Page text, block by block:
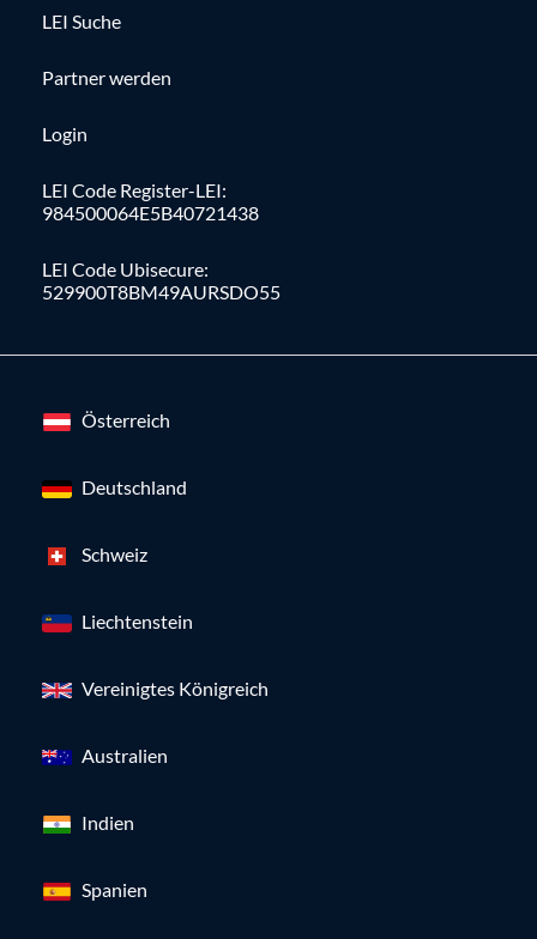
LEI Suche
Partner werden
Login
LEI Code Register-LEI:
984500064E5B40721438
LEI Code Ubisecure:
529900T8BM49AURSDO55
Österreich
Deutschland
Schweiz
Liechtenstein
Vereinigtes Königreich
Australien
Indien
Spanien